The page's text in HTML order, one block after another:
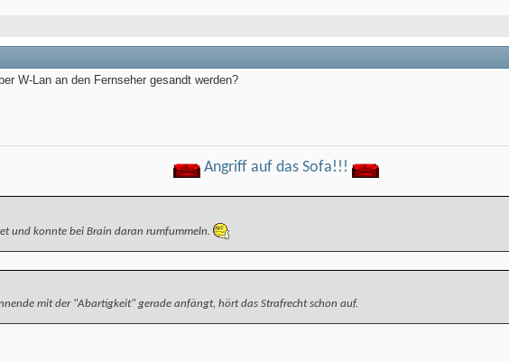
W-Lan an den Fernseher gesandt werden?
Angriff auf das Sofa!!!
und konnte bei Brain daran rumfummeln.
mit der "Abartigkeit" gerade anfängt, hört das Strafrecht schon auf.